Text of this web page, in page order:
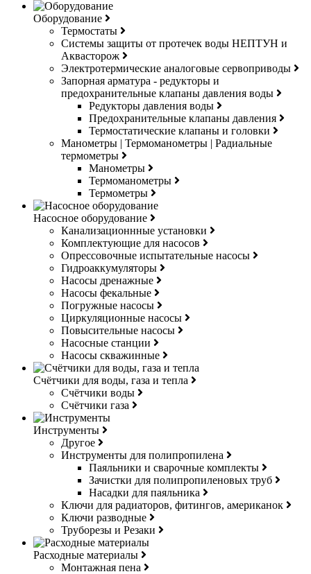
Оборудование
Термостаты
Системы защиты от протечек воды НЕПТУН и
Аквасторож
Электротермические аналоговые сервоприводы
Запорная арматура - редукторы и
предохранительные клапаны давления воды
Редукторы давления воды
Предохранительные клапаны давления
Термостатические клапаны и головки
Манометры | Термоманометры | Радиальные
термометры
Манометры
Термоманометры
Термометры
Насосное оборудование
Канализационнные установки
Комплектующие для насосов
Опрессовочные испытательные насосы
Гидроаккумуляторы
Насосы дренажные
Насосы фекальные
Погружные насосы
Циркуляционные насосы
Повысительные насосы
Насосные станции
Насосы скважинные
Счётчики для воды, газа и тепла
Счётчики воды
Счётчики газа
Инструменты
Другое
Инструменты для полипропилена
Паяльники и сварочные комплекты
Зачистки для полипропиленовых труб
Насадки для паяльника
Ключи для радиаторов, фитингов, американок
Ключи разводные
Труборезы и Резаки
Расходные материалы
Монтажная пена